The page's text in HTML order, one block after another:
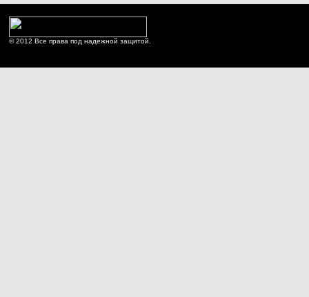
© 2012 Все права под надежной защитой.